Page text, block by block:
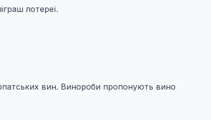
лотереї.
вин. Винороби пропонують вино